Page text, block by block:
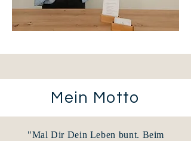
Mein Motto
"Mal Dir Dein Leben bunt. Beim